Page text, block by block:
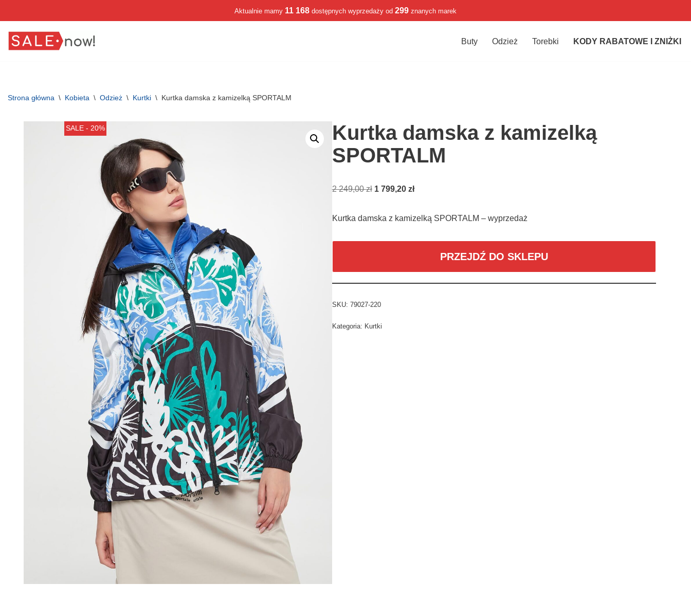
do
Aktualnie mamy 11 168 dostępnych wyprzedaży od 299 znanych marek
Buty Odzież Torebki KODY RABATOWE I ZNIŻKI
Strona główna \ Kobieta \ Odzież \ Kurtki \ Kurtka damska z kamizelką SPORTALM
SALE - 20%
Kurtka damska z kamizelką
SPORTALM
2 249,00zł 1 799,20 zł
Kurtka damska z kamizelką SPORTALM – wyprzedaż
PRZEJDŹ DO SKLEPU
SKU: 79027-220
Kategoria: Kurtki